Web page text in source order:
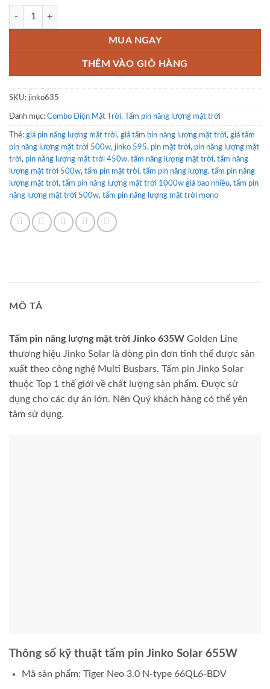
Tấm pin năng lượng mặt trời Jinko 655W N type số lượng
MUA NGAY
THÊM VÀO GIỎ HÀNG
SKU: jinko635
Danh mục: Combo Điện Mặt Trời, Tấm pin năng lượng mặt trời
Thẻ: giá pin năng lượng mặt trời, giá tấm bin năng lượng mặt trời, giá tấm
pin năng lượng mặt trời 500w, jinko 595, pin mặt trời, pin năng lượng mặt
trời, pin năng lượng mặt trời 450w, tấm năng lượng mặt trời, tấm năng
lượng mặt trời 500w, tấm pin mặt trời, tấm pin năng lượng, tấm pin năng
lượng mặt trời, tấm pin năng lượng mặt trời 1000w giá bao nhiều, tấm pin
năng lượng mặt trời 500w, tấm pin năng lượng mặt trời mono
MÔ TẢ
Tấm pin năng lượng mặt trời Jinko 635W Golden Line
thương hiệu Jinko Solar là dòng pin đơn tinh thể được sản
xuất theo công nghệ Multi Busbars. Tấm pin Jinko Solar
thuộc Top 1 thế giới về chất lượng sản phẩm. Được sử
dụng cho các dự án lớn. Nên Quý khách hàng có thể yên
tâm sử dụng.
Thông số kỹ thuật tấm pin Jinko Solar 655W
Mã sản phẩm: Tiger Neo 3.0 N-type 66QL6-BDV